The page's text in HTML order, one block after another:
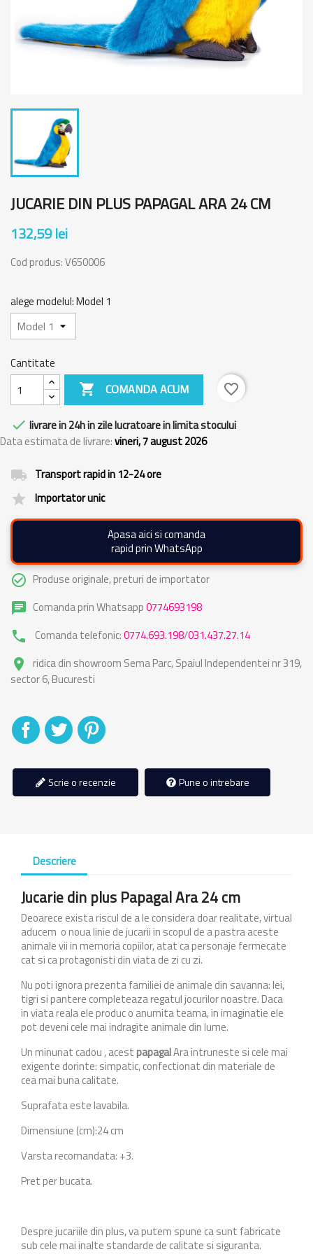
JUCARIE DIN PLUS PAPAGAL ARA 24 CM
132,59 lei
Cod produs:V650006
alege modelul: Model 1
Cantitate
 COMANDA ACUM favorite_border
 livrare in 24h in zile lucratoare in limita stocului
Data estimata de livrare:vineri, 7 august 2026
local_shipping Transport rapid in 12-24 ore
grade Importator unic
Apasa aici si comanda
rapid prin WhatsApp
check_circle_outline Produse originale, preturi de importator
chat Comanda prin Whatsapp0774693198
phone Comanda telefonic:0774.693.198/031.437.27.14
place
ridica din showroom Sema Parc, Spaiul Independentei nr 319,
sector 6, Bucuresti
DistribuitiTweet
Scrie o recenzie Pune o intrebare
Descriere
Jucarie din plus Papagal Ara 24 cm
Deoarece exista riscul de a le considera doar realitate, virtual
aducem o noua linie de jucarii in scopul de a pastra aceste
animale vii in memoria copiilor, atat ca personaje fermecate
cat si ca protagonisti din viata de zi cu zi.
Nu poti ignora prezenta familiei de animale din savanna: lei,
tigri si pantere completeaza regatul jocurilor noastre. Daca
in viata reala ele produc o anumita teama, in imaginatie ele
pot deveni cele mai indragite animale din lume.
Un minunat cadou , acest papagalAra intruneste si cele mai
exigente dorinte: simpatic, confectionat din materiale de
cea mai buna calitate.
Suprafata este lavabila.
Dimensiune (cm):24 cm
Varsta recomandata: +3.
Pret per bucata.
Despre jucariile din plus, va putem spune ca sunt fabricate
sub cele mai inalte standarde de calitate si siguranta.